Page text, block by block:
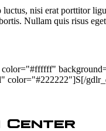
nisi erat porttitor
Nullam quis risus
color="#222222"]S[/
Center